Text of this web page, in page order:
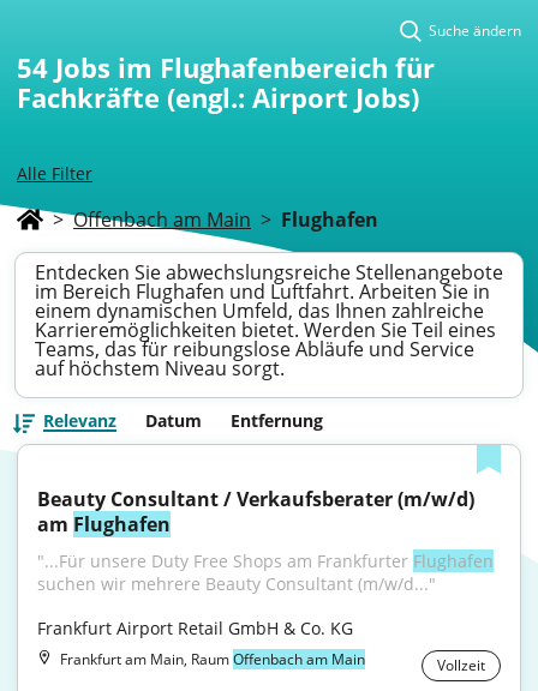
Alle Filter
Suche ändern
54 Jobs im Flughafenbereich für
Fachkräfte (engl.: Airport Jobs)
> Offenbach am Main > Flughafen
Entdecken Sie abwechslungsreiche Stellenangebote
im Bereich Flughafen und Luftfahrt. Arbeiten Sie in
einem dynamischen Umfeld, das Ihnen zahlreiche
Karrieremöglichkeiten bietet. Werden Sie Teil eines
Teams, das für reibungslose Abläufe und Service
auf höchstem Niveau sorgt.
Relevanz Datum Entfernung
Beauty Consultant / Verkaufsberater (m/w/d)
am Flughafen
"...Für unsere Duty Free Shops am Frankfurter Flughafen
suchen wir mehrere Beauty Consultant (m/w/d..."
Frankfurt Airport Retail GmbH & Co. KG
Frankfurt am Main, RaumOffenbach am Main Vollzeit